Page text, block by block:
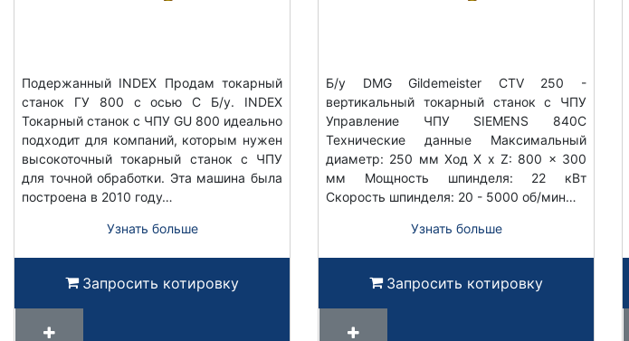
Подержанный INDEX Продам токарный
станок ГУ 800 с осью С Б/у. INDEX
Токарный станок с ЧПУ GU 800 идеально
подходит для компаний, которым нужен
высокоточный токарный станок с ЧПУ
для точной обработки. Эта машина была
построена в 2010 году…
Узнать больше
Запросить котировку
Б/у DMG Gildemeister CTV 250 -
вертикальный токарный станок с ЧПУ
Управление ЧПУ SIEMENS 840C
Технические данные Максимальный
диаметр: 250 мм Ход X x Z: 800 x 300
мм Мощность шпинделя: 22 кВт
Скорость шпинделя: 20 - 5000 об/мин…
Узнать больше
Запросить котировку